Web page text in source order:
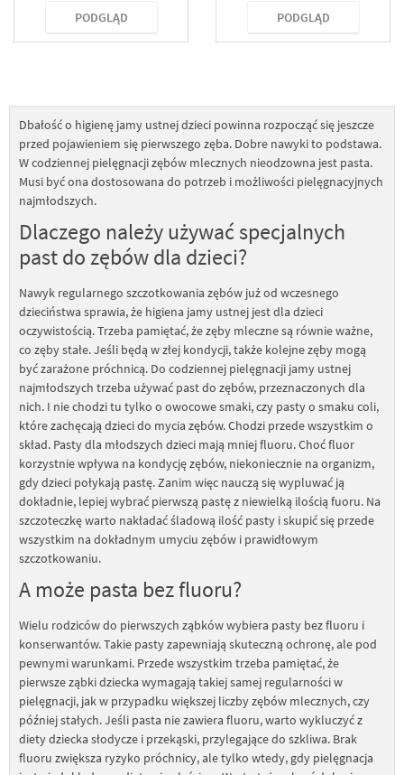
PODGLĄD PODGLĄD
Dbałość o higienę jamy ustnej dzieci powinna rozpocząć się jeszcze
przed pojawieniem się pierwszego zęba. Dobre nawyki to podstawa.
W codziennej pielęgnacji zębów mlecznych nieodzowna jest pasta.
Musi być ona dostosowana do potrzeb i możliwości pielęgnacyjnych
najmłodszych.
Dlaczego należy używać specjalnych
past do zębów dla dzieci?
Nawyk regularnego szczotkowania zębów już od wczesnego
dzieciństwa sprawia, że higiena jamy ustnej jest dla dzieci
oczywistością. Trzeba pamiętać, że zęby mleczne są równie ważne,
co zęby stałe. Jeśli będą w złej kondycji, także kolejne zęby mogą
być zarażone próchnicą. Do codziennej pielęgnacji jamy ustnej
najmłodszych trzeba używać past do zębów, przeznaczonych dla
nich. I nie chodzi tu tylko o owocowe smaki, czy pasty o smaku coli,
które zachęcają dzieci do mycia zębów. Chodzi przede wszystkim o
skład. Pasty dla młodszych dzieci mają mniej fluoru. Choć fluor
korzystnie wpływa na kondycję zębów, niekoniecznie na organizm,
gdy dzieci połykają pastę. Zanim więc nauczą się wypluwać ją
dokładnie, lepiej wybrać pierwszą pastę z niewielką ilością fuoru. Na
szczoteczkę warto nakładać śladową ilość pasty i skupić się przede
wszystkim na dokładnym umyciu zębów i prawidłowym
szczotkowaniu.
A może pasta bez fluoru?
Wielu rodziców do pierwszych ząbków wybiera pasty bez fluoru i
konserwantów. Takie pasty zapewniają skuteczną ochronę, ale pod
pewnymi warunkami. Przede wszystkim trzeba pamiętać, że
pierwsze ząbki dziecka wymagają takiej samej regularności w
pielęgnacji, jak w przypadku większej liczby zębów mlecznych, czy
później stałych. Jeśli pasta nie zawiera fluoru, warto wykluczyć z
diety dziecka słodycze i przekąski, przylegające do szkliwa. Brak
fluoru zwiększa ryzyko próchnicy, ale tylko wtedy, gdy pielęgnacja